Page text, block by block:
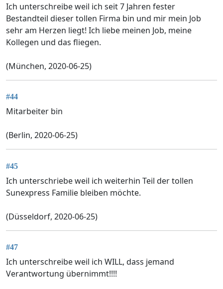
Ich unterschreibe weil ich seit 7 Jahren fester
Bestandteil dieser tollen Firma bin und mir mein Job
sehr am Herzen liegt! Ich liebe meinen Job, meine
Kollegen und das fliegen.
(München, 2020-06-25)
#44
Mitarbeiter bin
(Berlin, 2020-06-25)
#45
Ich unterschriebe weil ich weiterhin Teil der tollen
Sunexpress Familie bleiben möchte.
(Düsseldorf, 2020-06-25)
#47
Ich unterschreibe weil ich WILL, dass jemand
Verantwortung übernimmt!!!!